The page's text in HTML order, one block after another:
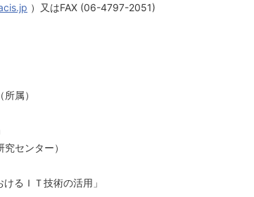
）又はFAX (06-4797-2051)
属）
センター）
るＩＴ技術の活用」